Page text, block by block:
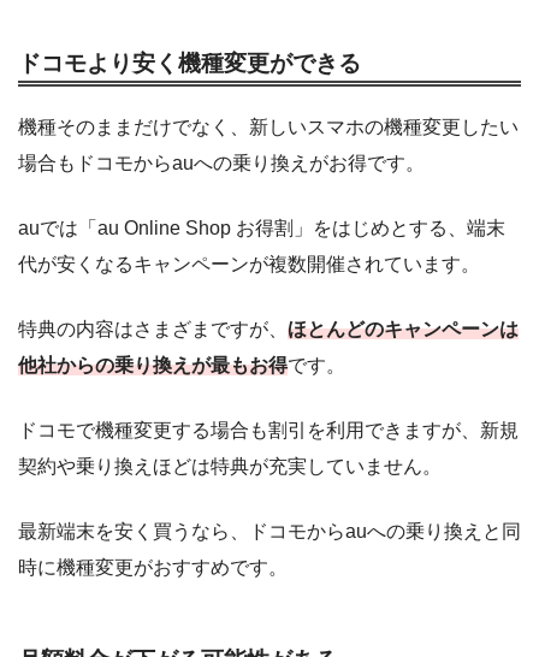
ドコモより安く機種変更ができる
機種そのままだけでなく、新しいスマホの機種変更したい
場合もドコモからauへの乗り換えがお得です。
auでは「au Online Shop お得割」をはじめとする、端末
代が安くなるキャンペーンが複数開催されています。
特典の内容はさまざまですが、 ほとんどのキャンペーンは
他社からの乗り換えが最もお得です。
ドコモで機種変更する場合も割引を利用できますが、新規
契約や乗り換えほどは特典が充実していません。
最新端末を安く買うなら、ドコモからauへの乗り換えと同
時に機種変更がおすすめです。